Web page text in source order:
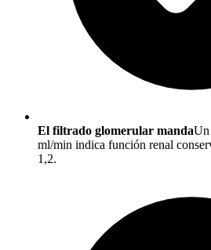
El filtrado glomerular mandaUn
ml/min indica función renal
1,2.